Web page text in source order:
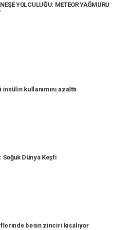
YOLCULUĞU: METEOR YAĞMURU
kullanımını azalttı
Soğuk Dünya Keşfi
besin zinciri kısalıyor